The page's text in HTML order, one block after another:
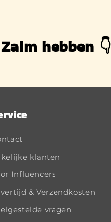
hebben 👇
klanten
Influencers
& Verzendkosten
vragen